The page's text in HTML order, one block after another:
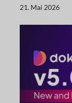
21. Mai 2026